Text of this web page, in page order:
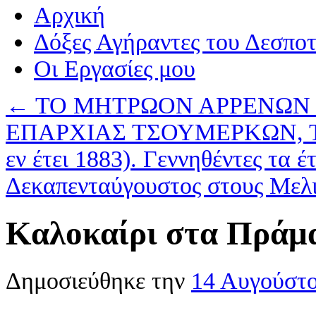
Αρχική
Δόξες Αγήραντες του
Οι Eργασίες μου
← ΤΟ ΜΗΤΡΩΟΝ
ΕΠΑΡΧΙΑΣ ΤΣΟΥΜΕΡΚΩΝ,
εν έτει 1883). Γεννηθέντες τα
Δεκαπενταύγουστος στους
Καλοκαίρι στα
Δημοσιεύθηκε την 14